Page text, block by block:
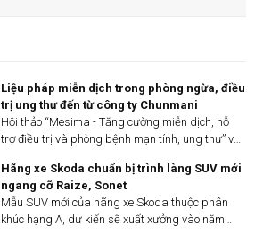
Liệu pháp miễn dịch trong phòng ngừa, điều
trị ung thư đến từ công ty Chunmani
Hội thảo “Mesima - Tăng cường miễn dịch, hỗ
trợ điều trị và phòng bệnh mạn tính, ung thư” và
đã diễn ra tại Hà Nội hôm 15/12. Hội thảo nhằm
tăng cường nâng cao nhận thức của người dân
về tầm quan trọng của việc phòng bệnh, chữa
bệnh đối với các bệnh mạn tính, hiểm nghèo và
Hãng xe Skoda chuẩn bị trình làng SUV mới
ngang cỡ Raize, Sonet
Mẫu SUV mới của hãng xe Skoda thuộc phân
khúc hạng A, dự kiến sẽ xuất xưởng vào năm